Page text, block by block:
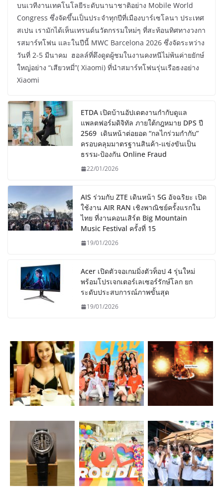
บนเวทีงานเทคโนโลยีระดับนานาชาติอย่าง Mobile World
Congress ซึ่งจัดขึ้นเป็นประจำทุกปีที่เมืองบาร์เซโลนา ประเทศ
สเปน เรามักได้เห็นเทรนด์นวัตกรรมใหม่ๆ ที่สะท้อนทิศทางวงกา
รสมาร์ทโฟน และในปีนี้ MWC Barcelona 2026 ซึ่งจัดระหว่าง
วันที่ 2-5 มีนาคม ฮอลล์ที่ดึงดูดผู้ชมในงานคงหนีไม่พ้นค่ายยักษ์
ใหญ่อย่าง “เสียวหมี่”( Xiaomi) ที่นำสมาร์ทโฟนรุ่นเรือธงอย่าง
Xiaomi
ETDA เปิดบ้านอัปเดตงานกำกับดูแล
แพลตฟอร์มดิจิทัล ภายใต้กฎหมาย DPS ปี
2569 เดินหน้าต่อยอด “กลไกร่วมกำกับ”
ครอบคลุมมาตรฐานสินค้า-แข่งขันเป็น
ธรรม-ป้องกัน Online Fraud
22/01/2026
AIS ร่วมกับ ZTE เดินหน้า 5G อัจฉริยะ เปิด
ใช้งาน AIR RAN เชิงพาณิชย์ครั้งแรกใน
ไทย ที่งานคอนเสิร์ต Big Mountain
Music Festival ครั้งที่ 15
19/01/2026
Acer เปิดตัวจอเกมมิ่งตัวท็อป 4 รุ่นใหม่
พร้อมโปรเจกเตอร์เลเซอร์รักษ์โลก ยก
ระดับประสบการณ์ภาพขั้นสุด
19/01/2026